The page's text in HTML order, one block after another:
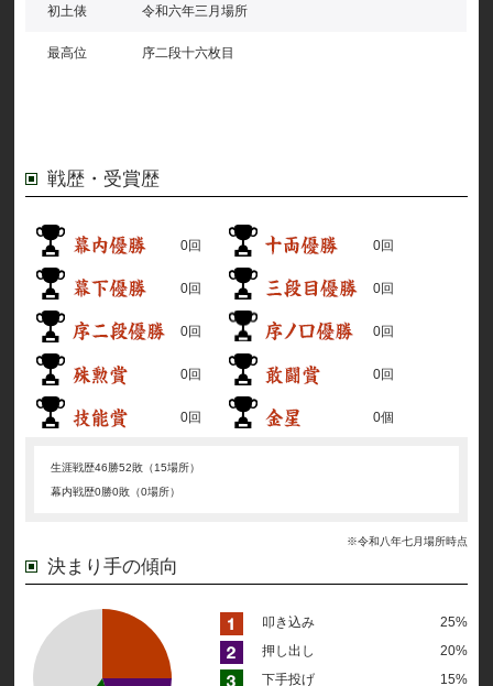
初土俵 令和六年三月場所
最高位 序二段十六枚目
戦歴・受賞歴
0回 0回
0回 0回
0回 0回
0回 0回
0回 0個
生涯戦歴46勝52敗（15場所）
幕内戦歴0勝0敗（0場所）
※令和八年七月場所時点
決まり手の傾向
叩き込み
25%
押し出し
20%
下手投げ
15%